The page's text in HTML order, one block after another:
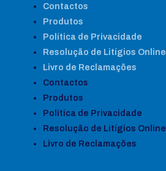
Contactos
Produtos
Política de Privacidade
Resolução de Litígios Online
Livro de Reclamações
Contactos
Produtos
Política de Privacidade
Resolução de Litígios Online
Livro de Reclamações